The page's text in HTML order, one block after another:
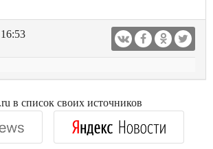
16:53
в список своих источников